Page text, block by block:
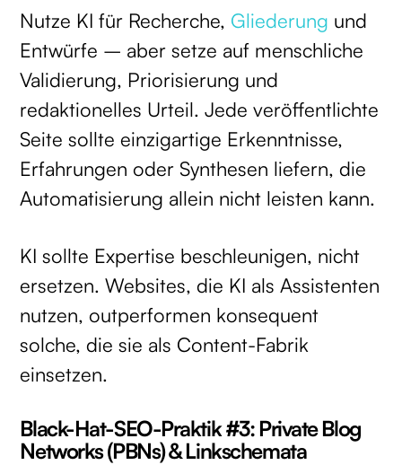
Nutze KI für Recherche, Gliederung und
Entwürfe – aber setze auf menschliche
Validierung, Priorisierung und
redaktionelles Urteil. Jede veröffentlichte
Seite sollte einzigartige Erkenntnisse,
Erfahrungen oder Synthesen liefern, die
Automatisierung allein nicht leisten kann.
KI sollte Expertise beschleunigen, nicht
ersetzen. Websites, die KI als Assistenten
nutzen, outperformen konsequent
solche, die sie als Content-Fabrik
einsetzen.
Black-Hat-SEO-Praktik #3: Private Blog
Networks (PBNs) & Linkschemata